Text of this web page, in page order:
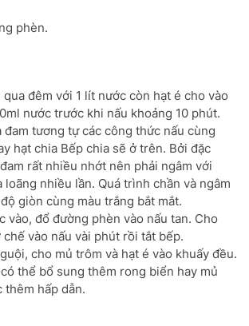
phèn.
đêm với 1 lít nước còn hạt é cho vào
nước trước khi nấu khoảng 10 phút.
đam tương tự các công thức nấu cùng
hạt chia Bếp chia sẽ ở trên. Bởi đặc
rất nhiều nhớt nên phải ngâm với
loãng nhiều lần. Quá trình chần và ngâm
giòn cùng màu trắng bắt mắt.
vào, đổ đường phèn vào nấu tan. Cho
chế vào nấu vài phút rồi tắt bếp.
cho mủ trôm và hạt é vào khuấy đều.
thể bổ sung thêm rong biển hay mủ
thêm hấp dẫn.